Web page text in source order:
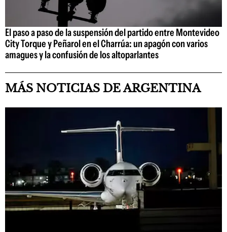
El paso a paso de la suspensión del partido entre Montevideo
City Torque y Peñarol en el Charrúa: un apagón con varios
amagues y la confusión de los altoparlantes
MÁS NOTICIAS DE ARGENTINA